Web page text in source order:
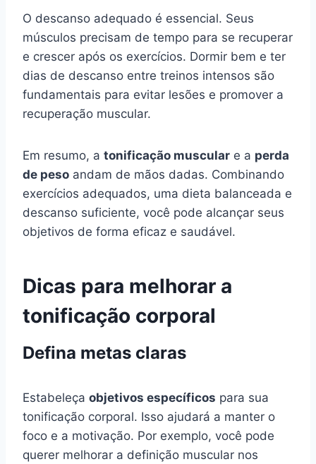
O descanso adequado é essencial. Seus
músculos precisam de tempo para se recuperar
e crescer após os exercícios. Dormir bem e ter
dias de descanso entre treinos intensos são
fundamentais para evitar lesões e promover a
recuperação muscular.
Em resumo, a tonificação muscular e a perda
de peso andam de mãos dadas. Combinando
exercícios adequados, uma dieta balanceada e
descanso suficiente, você pode alcançar seus
objetivos de forma eficaz e saudável.
Dicas para melhorar a
tonificação corporal
Defina metas claras
Estabeleça objetivos específicos para sua
tonificação corporal. Isso ajudará a manter o
foco e a motivação. Por exemplo, você pode
querer melhorar a definição muscular nos